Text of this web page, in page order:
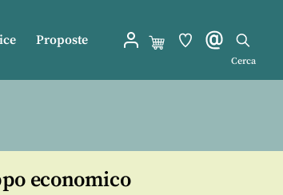
Proposte
Cerca
economico